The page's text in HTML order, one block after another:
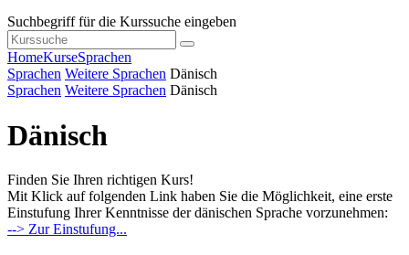
Suchbegriff für die Kurssuche eingeben
HomeKurseSprachen
Sprachen Weitere Sprachen Dänisch
Sprachen Weitere Sprachen Dänisch
Dänisch
Finden Sie Ihren richtigen Kurs!
Mit Klick auf folgenden Link haben Sie die Möglichkeit, eine erste
Einstufung Ihrer Kenntnisse der dänischen Sprache vorzunehmen:
--> Zur Einstufung...